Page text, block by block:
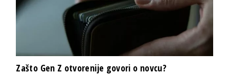
Zašto Gen Z otvorenije govori o novcu?